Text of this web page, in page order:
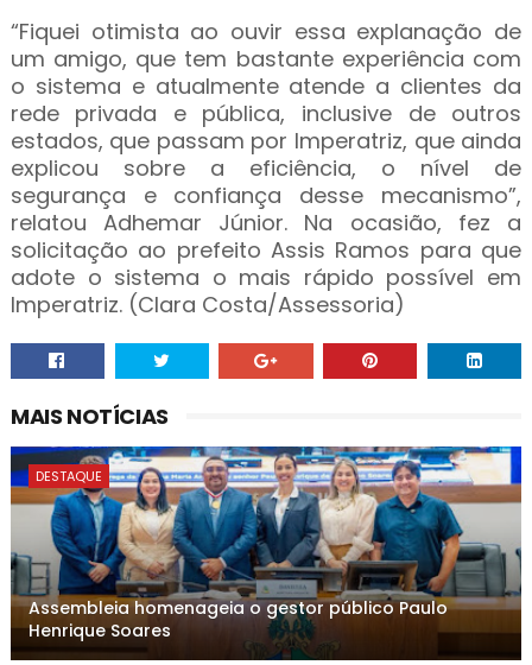
“Fiquei otimista ao ouvir essa explanação de
um amigo, que tem bastante experiência com
o sistema e atualmente atende a clientes da
rede privada e pública, inclusive de outros
estados, que passam por Imperatriz, que ainda
explicou sobre a eficiência, o nível de
segurança e confiança desse mecanismo”,
relatou Adhemar Júnior. Na ocasião, fez a
solicitação ao prefeito Assis Ramos para que
adote o sistema o mais rápido possível em
Imperatriz. (Clara Costa/Assessoria)
MAIS NOTÍCIAS
DESTAQUE
Assembleia homenageia o gestor público Paulo
Henrique Soares